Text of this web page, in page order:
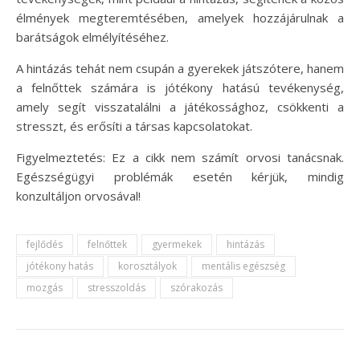
élmények megteremtésében, amelyek hozzájárulnak a
barátságok elmélyítéséhez.
A hintázás tehát nem csupán a gyerekek játszótere, hanem
a felnőttek számára is jótékony hatású tevékenység,
amely segít visszatalálni a játékossághoz, csökkenti a
stresszt, és erősíti a társas kapcsolatokat.
Figyelmeztetés: Ez a cikk nem számít orvosi tanácsnak.
Egészségügyi problémák esetén kérjük, mindig
konzultáljon orvosával!
fejlődés felnőttek gyermekek
hintázás
jótékony hatás
korosztályok
mentális egészség
mozgás
stresszoldás szórakozás